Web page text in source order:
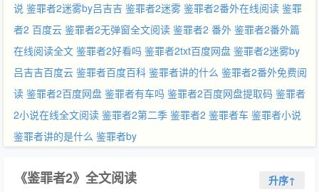
说 鉴罪者2迷雾by吕吉吉 鉴罪者2迷雾 鉴罪者2番外在线阅读 鉴罪
者2 百度云 鉴罪者2无弹窗全文阅读 鉴罪者2 番外 鉴罪者2番外篇
在线阅读全文 鉴罪者2好看吗 鉴罪者2txt百度网盘 鉴罪者2迷雾by
吕吉吉百度云 鉴罪者百度百科 鉴罪者讲的什么 鉴罪者2番外免费阅
读 鉴罪者2百度网盘 鉴罪者有车吗 鉴罪者2百度网盘提取码 鉴罪者
2小说在线全文阅读 鉴罪者2第二季 鉴罪者2 鉴罪者车 鉴罪者小说
鉴罪者讲的是什么 鉴罪者by
《鉴罪者2》全文阅读 升序↑